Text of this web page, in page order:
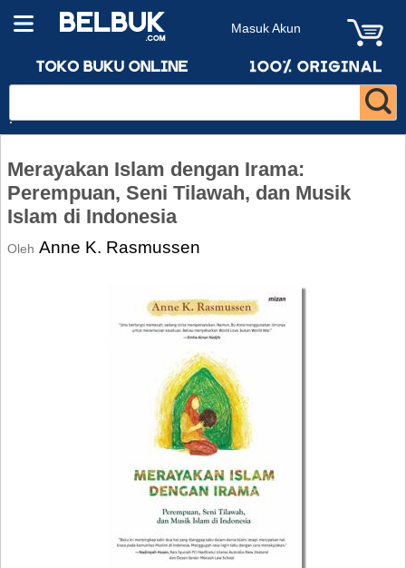
Masuk Akun
Merayakan Islam dengan Irama:
Perempuan, Seni Tilawah, dan Musik
Islam di Indonesia
Oleh Anne K. Rasmussen